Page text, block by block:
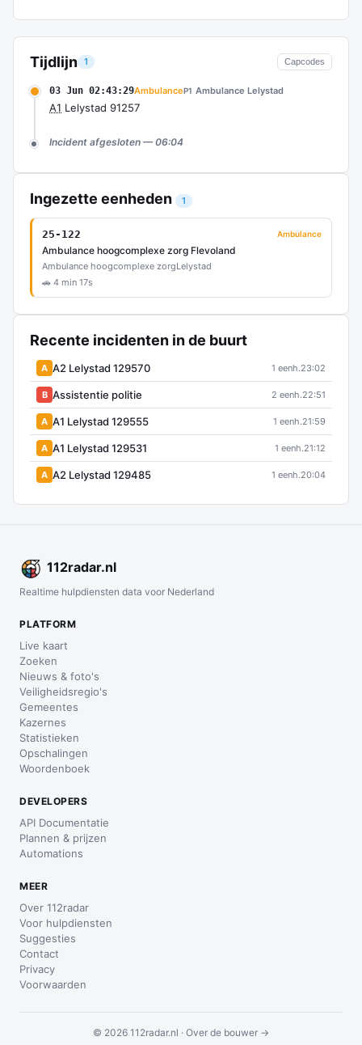
Tijdlijn 1 Capcodes
03 Jun 02:43:29AmbulanceP1 Ambulance Lelystad
A1 Lelystad 91257
Incident afgesloten — 06:04
Ingezette eenheden 1
25-122 Ambulance
Ambulance hoogcomplexe zorg Flevoland
Ambulance hoogcomplexe zorgLelystad
🚗 4 min 17s
Recente incidenten in de buurt
A A2 Lelystad 129570 1 eenh.23:02
B Assistentie politie 2 eenh.22:51
A A1 Lelystad 129555 1 eenh.21:59
A A1 Lelystad 129531 1 eenh.21:12
A A2 Lelystad 129485 1 eenh.20:04
112radar.nl
Realtime hulpdiensten data voor Nederland
PLATFORM
Live kaart
Zoeken
Nieuws & foto's
Veiligheidsregio's
Gemeentes
Kazernes
Statistieken
Opschalingen
Woordenboek
DEVELOPERS
API Documentatie
Plannen & prijzen
Automations
MEER
Over 112radar
Voor hulpdiensten
Suggesties
Contact
Privacy
Voorwaarden
© 2026 112radar.nl · Over de bouwer →